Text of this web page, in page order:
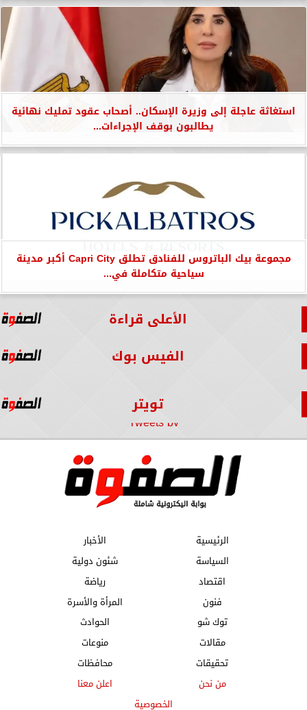
استغاثة عاجلة إلى وزيرة الإسكان.. أصحاب عقود تمليك نهائية
يطالبون بوقف الإجراءات...
مجموعة بيك الباتروس للفنادق تطلق Capri City أكبر مدينة
سياحية متكاملة في...
الأعلى قراءة
الفيس بوك
تويتر
Tweets by
الرئيسية
الأخبار
السياسة
شئون دولية
اقتصاد
رياضة
فنون
المرأة والأسرة
توك شو
الحوادث
مقالات
منوعات
تحقيقات
محافظات
من نحن
اعلن معنا
الخصوصية